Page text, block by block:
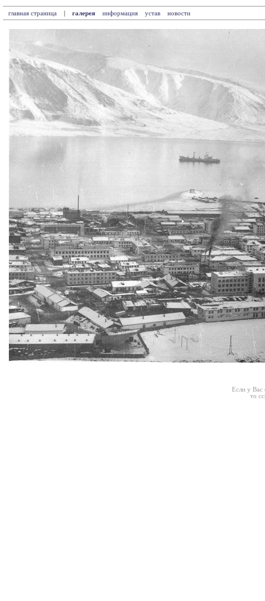
главная страница галерея информация устав новости
Если у Вас
то